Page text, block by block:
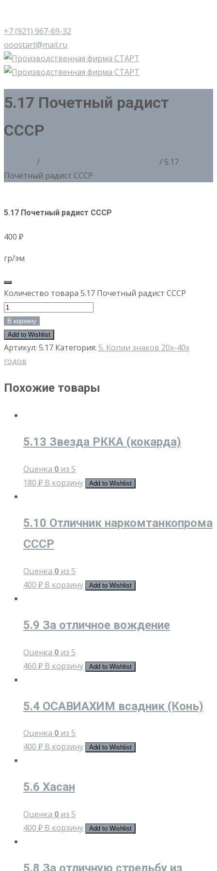
+7 (921) 967-69-32
ooostart@mail.ru
5.17 Почетный радист
СССР
/
/ 5.17
Почетный радист СССР
5.17 Почетный радист СССР
400 ₽
гр/эм
Количество товара 5.17 Почетный радист СССР
В корзину
Add to Wishlist
Артикул: 5.17 Категория: 5. Копии знаков 20х-40х
годов
Похожие товары
5.13 Звезда РККА (кокарда)
Оценка 0 из 5
180 ₽ В корзину Add to Wishlist
5.10 Отличник наркомтанкопрома
СССР
Оценка 0 из 5
400 ₽ В корзину Add to Wishlist
5.9 За отличное вождение
Оценка 0 из 5
460 ₽ В корзину Add to Wishlist
5.4 ОСАВИАХИМ всадник (Конь)
Оценка 0 из 5
400 ₽ В корзину Add to Wishlist
5.6 Хасан
Оценка 0 из 5
400 ₽ В корзину Add to Wishlist
5.8 За отличную стрельбу из